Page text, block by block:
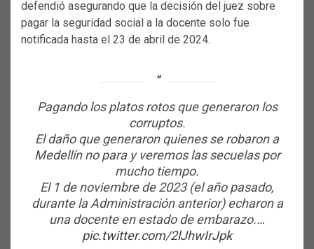
defendió asegurando que la decisión del juez sobre
pagar la seguridad social a la docente solo fue
notificada hasta el 23 de abril de 2024.
Pagando los platos rotos que generaron los
corruptos.
El daño que generaron quienes se robaron a
Medellín no para y veremos las secuelas por
mucho tiempo.
El 1 de noviembre de 2023 (el año pasado,
durante la Administración anterior) echaron a
una docente en estado de embarazo.…
pic.twitter.com/2lJhwIrJpk